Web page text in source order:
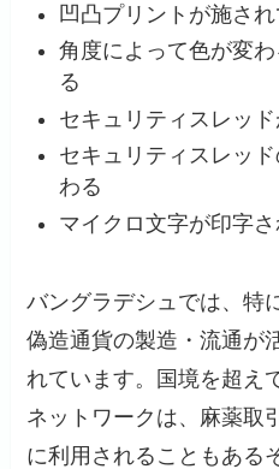
凹凸プリントが施さ
角度によって色が変
る
セキュリティスレッ
セキュリティスレッ
わる
マイクロ文字が印字
バングラデシュでは、特
偽造通貨の製造・流通が
れています。国境を超え
ネットワークは、麻薬取
に利用されることもある